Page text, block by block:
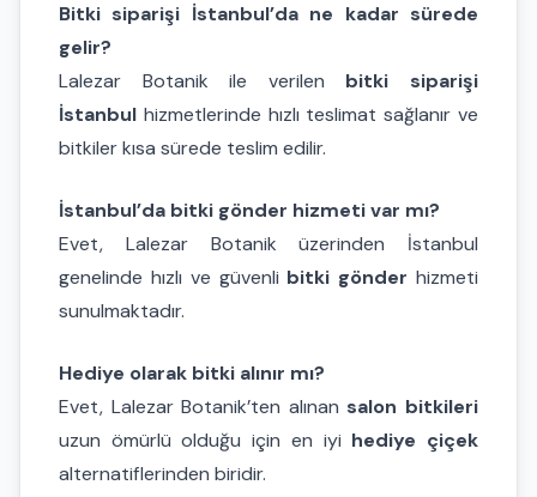
Bitki siparişi İstanbul’da ne kadar sürede
gelir?
Lalezar Botanik ile verilen bitki siparişi
İstanbul hizmetlerinde hızlı teslimat sağlanır ve
bitkiler kısa sürede teslim edilir.
İstanbul’da bitki gönder hizmeti var mı?
Evet, Lalezar Botanik üzerinden İstanbul
genelinde hızlı ve güvenli bitki gönder hizmeti
sunulmaktadır.
Hediye olarak bitki alınır mı?
Evet, Lalezar Botanik’ten alınan salon bitkileri
uzun ömürlü olduğu için en iyi hediye çiçek
alternatiflerinden biridir.